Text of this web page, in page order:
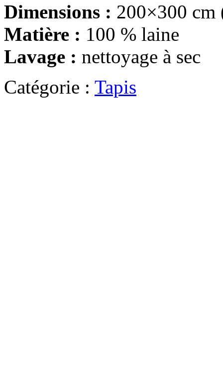
Dimensions : 200×300 cm
Matière : 100 % laine
Lavage : nettoyage à sec
Catégorie : Tapis